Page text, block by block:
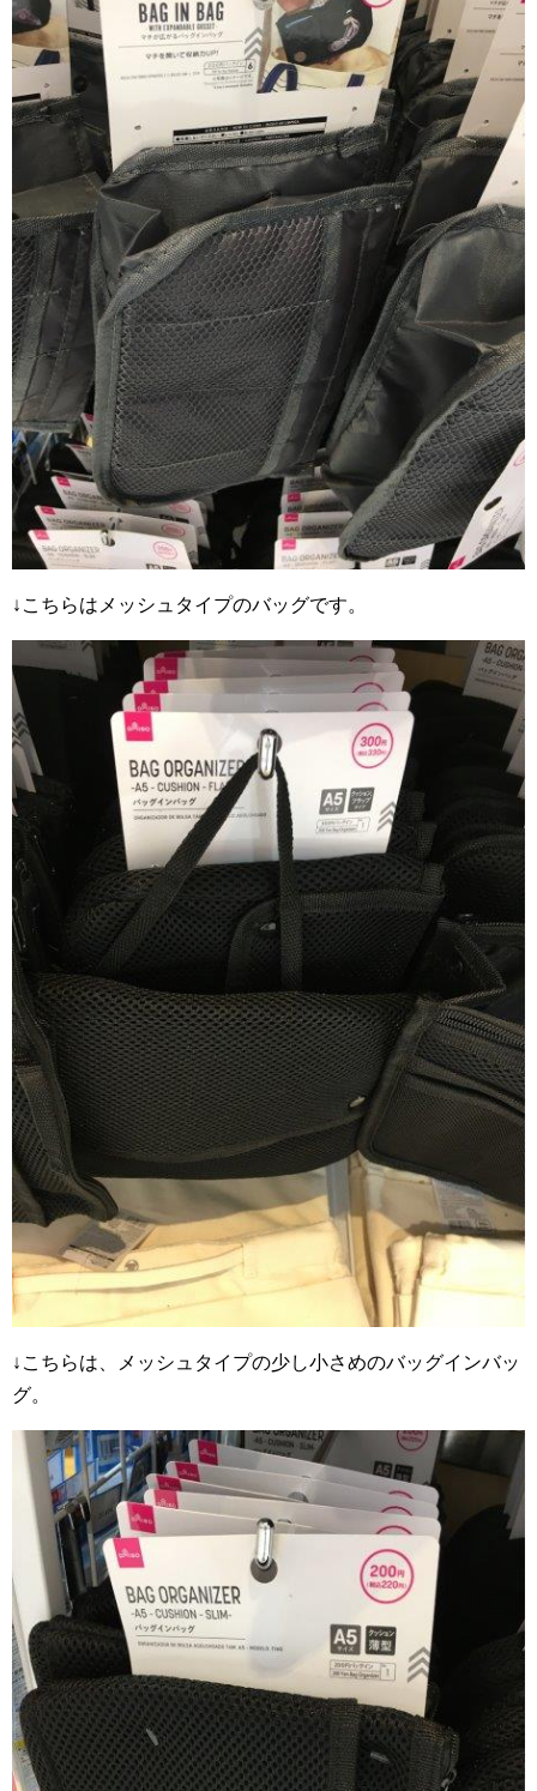
↓こちらはメッシュタイプのバッグです。
↓こちらは、メッシュタイプの少し小さめのバッグインバッ
グ。